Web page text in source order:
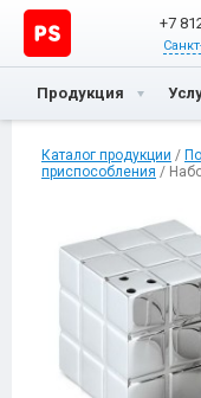
+7
Продукция
Каталог продукции /
приспособления /